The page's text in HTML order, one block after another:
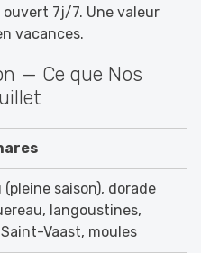
7j/7. Une valeur
vacances.
— Ce que Nos
(pleine saison), dorade
langoustines,
Vaast, moules